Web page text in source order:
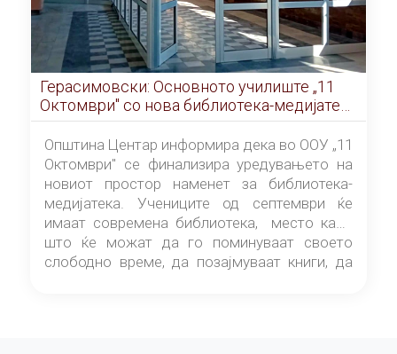
Герасимовски: Основното училиште „11
Октомври" со нова библиотека-медијатека
од септември
Општина Центар информира дека во ООУ „11
Октомври" се финализира уредувањето на
новиот простор наменет за библиотека-
медијатека. Учениците од септември ќе
имаат современа библиотека, место каде
што ќе можат да го поминуваат своето
слободно време, да позајмуваат книги, да